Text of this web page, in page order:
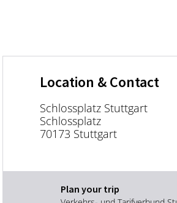
Location & Contact
Schlossplatz Stuttgart
Schlossplatz
70173 Stuttgart
Plan your trip